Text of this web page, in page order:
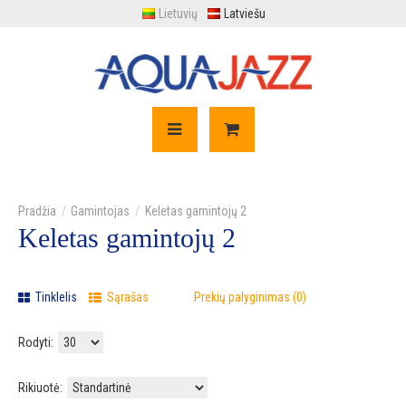
Lietuvių Latviešu
Gamintojas Keletas gamintojų 2
Keletas gamintojų 2
Tinklelis Sąrašas Prekių palyginimas (0)
Rodyti:
Rikiuotė: